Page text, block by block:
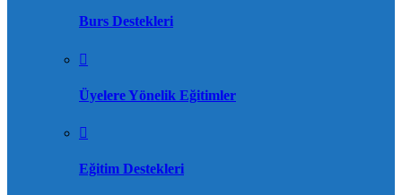
Burs Destekleri
Üyelere Yönelik Eğitimler
Eğitim Destekleri